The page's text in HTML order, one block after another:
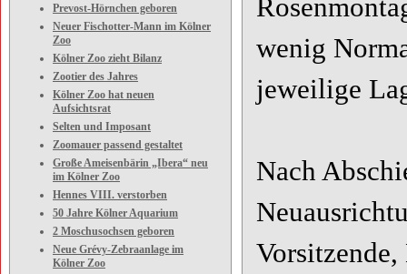
Prevost-Hörnchen geboren
Neuer Fischotter-Mann im Kölner
Zoo
Kölner Zoo zieht Bilanz
Zootier des Jahres
Kölner Zoo hat neuen
Aufsichtsrat
Selten und Imposant
Zoomauer passend gestaltet
Große Ameisenbärin „Ibera“ neu
im Kölner Zoo
Hennes VIII. verstorben
50 Jahre Kölner Aquarium
2 Moschusochsen geboren
Neue Grévy-Zebraanlage im
Kölner Zoo
wenig
jeweilige
Nach